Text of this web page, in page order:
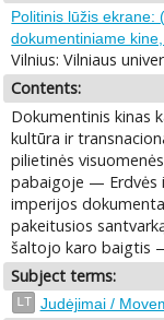
Politinis lūžis ekrane:
dokumentiniame
Vilnius: Vilniaus
Contents:
Dokumentinis kinas
kultūra ir
pilietinės
pabaigoje — Erdvės
imperijos
pakeitusios
šaltojo karo baigtis
Subject terms:
LT Judėjimai /